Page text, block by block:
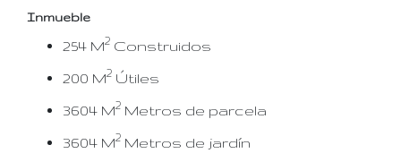
Inmueble
254 M2 Construidos
200 M2 Útiles
3604 M2 Metros de parcela
3604 M2 Metros de jardín